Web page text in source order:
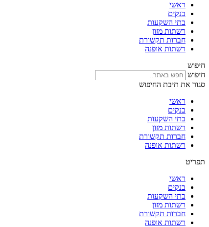
ראשי
בנקים
בתי השקעות
רשתות מזון
חברות תקשורת
רשתות אופנה
חיפוש
חיפוש
סגור את תיבת החיפוש
ראשי
בנקים
בתי השקעות
רשתות מזון
חברות תקשורת
רשתות אופנה
תפריט
ראשי
בנקים
בתי השקעות
רשתות מזון
חברות תקשורת
רשתות אופנה